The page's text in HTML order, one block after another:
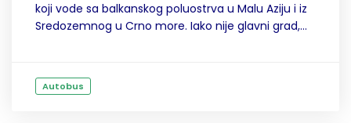
koji vode sa balkanskog poluostrva u Malu Aziju i iz
Sredozemnog u Crno more. Iako nije glavni grad,...
Autobus